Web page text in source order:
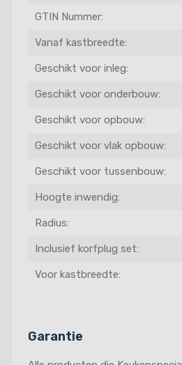
GTIN Nummer:
Vanaf kastbreedte:
Geschikt voor inleg:
Geschikt voor onderbouw:
Geschikt voor opbouw:
Geschikt voor vlak opbouw:
Geschikt voor tussenbouw:
Hoogte inwendig:
Radius:
Inclusief korfplug set:
Voor kastbreedte:
Garantie